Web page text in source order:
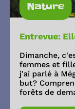
Nature
Entrevue:
Dimanche,
femmes et
j'ai parlé à
but?
forêts de